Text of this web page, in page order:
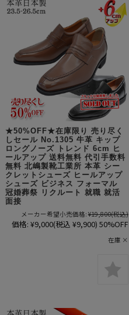
★50%OFF★在庫限り 売り尽く
しセール No.1305 牛革 キップ
ロングノーズ トレンド 6cm ヒ
ールアップ 送料無料 代引手数料
無料 北嶋製靴工業所 本革 シー
クレットシューズ ヒールアップ
シューズ ビジネス フォーマル
冠婚葬祭 リクルート 就職 就活
面接
メーカー希望小売価格:¥19,800(税込)
価格: ¥9,000(税込 ¥9,900) 50%OFF
在庫 ×